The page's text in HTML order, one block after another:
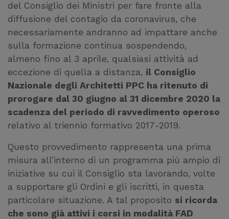
del Consiglio dei Ministri per fare fronte alla
diffusione del contagio da coronavirus, che
necessariamente andranno ad impattare anche
sulla formazione continua sospendendo,
almeno fino al 3 aprile, qualsiasi attività ad
eccezione di quella a distanza, il Consiglio
Nazionale degli Architetti PPC ha ritenuto di
prorogare dal 30 giugno al 31 dicembre 2020 la
scadenza del periodo di ravvedimento operoso
relativo al triennio formativo 2017-2019.
Questo provvedimento rappresenta una prima
misura all’interno di un programma più ampio di
iniziative su cui il Consiglio sta lavorando, volte
a supportare gli Ordini e gli iscritti, in questa
particolare situazione. A tal proposito si ricorda
che sono già attivi i corsi in modalità FAD